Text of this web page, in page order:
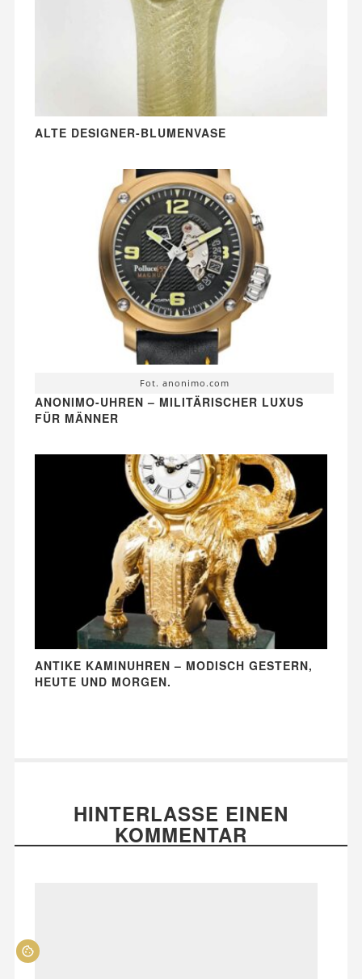
ALTE DESIGNER-BLUMENVASE
Fot. anonimo.com
ANONIMO-UHREN – MILITÄRISCHER LUXUS
FÜR MÄNNER
ANTIKE KAMINUHREN – MODISCH GESTERN,
HEUTE UND MORGEN.
HINTERLASSE EINEN
KOMMENTAR